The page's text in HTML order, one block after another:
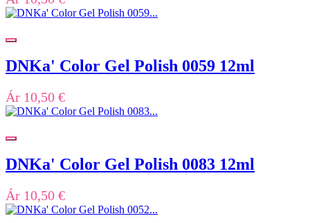
DNKa' Color Gel Polish 0059 12ml
Ár 10,50 €
DNKa' Color Gel Polish 0083 12ml
Ár 10,50 €